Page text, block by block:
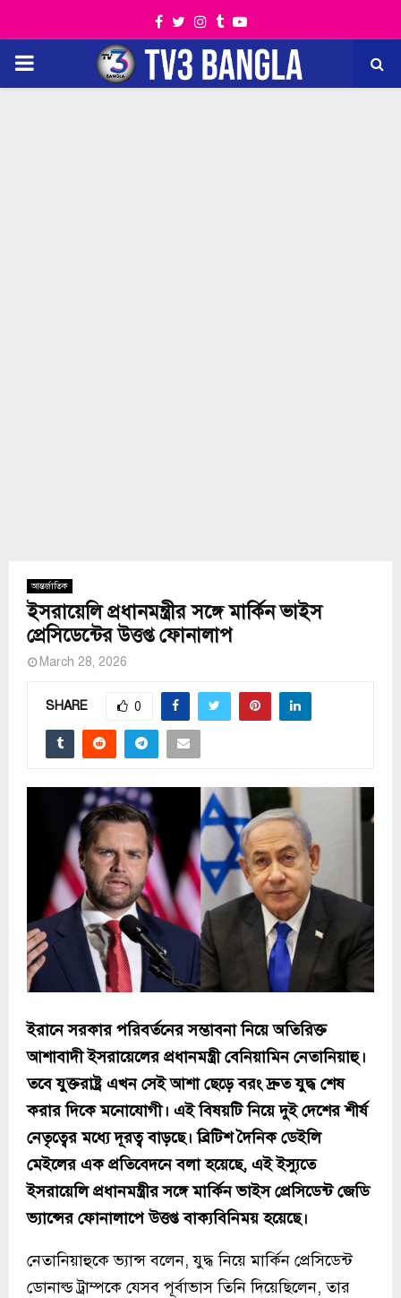
Facebook
TwitterInstagram
TumblrYoutube
PRIMARY
আন্তর্জাতিক
ইসরায়েলি প্রধানমন্ত্রীর সঙ্গে মার্কিন ভাইস
প্রেসিডেন্টের উত্তপ্ত ফোনালাপ
March 28, 2026
SHARE 0
ইরানে সরকার পরিবর্তনের সম্ভাবনা নিয়ে অতিরিক্ত
আশাবাদী ইসরায়েলের প্রধানমন্ত্রী বেনিয়ামিন নেতানিয়াহু।
তবে যুক্তরাষ্ট্র এখন সেই আশা ছেড়ে বরং দ্রুত যুদ্ধ শেষ
করার দিকে মনোযোগী। এই বিষয়টি নিয়ে দুই দেশের শীর্ষ
নেতৃত্বের মধ্যে দূরত্ব বাড়ছে। ব্রিটিশ দৈনিক ডেইলি
মেইলের এক প্রতিবেদনে বলা হয়েছে, এই ইস্যুতে
ইসরায়েলি প্রধানমন্ত্রীর সঙ্গে মার্কিন ভাইস প্রেসিডেন্ট জেডি
ভ্যান্সের ফোনালাপে উত্তপ্ত বাক্যবিনিময় হয়েছে।
নেতানিয়াহুকে ভ্যান্স বলেন, যুদ্ধ নিয়ে মার্কিন প্রেসিডেন্ট
ডোনাল্ড ট্রাম্পকে যেসব পূর্বাভাস তিনি দিয়েছিলেন, তার